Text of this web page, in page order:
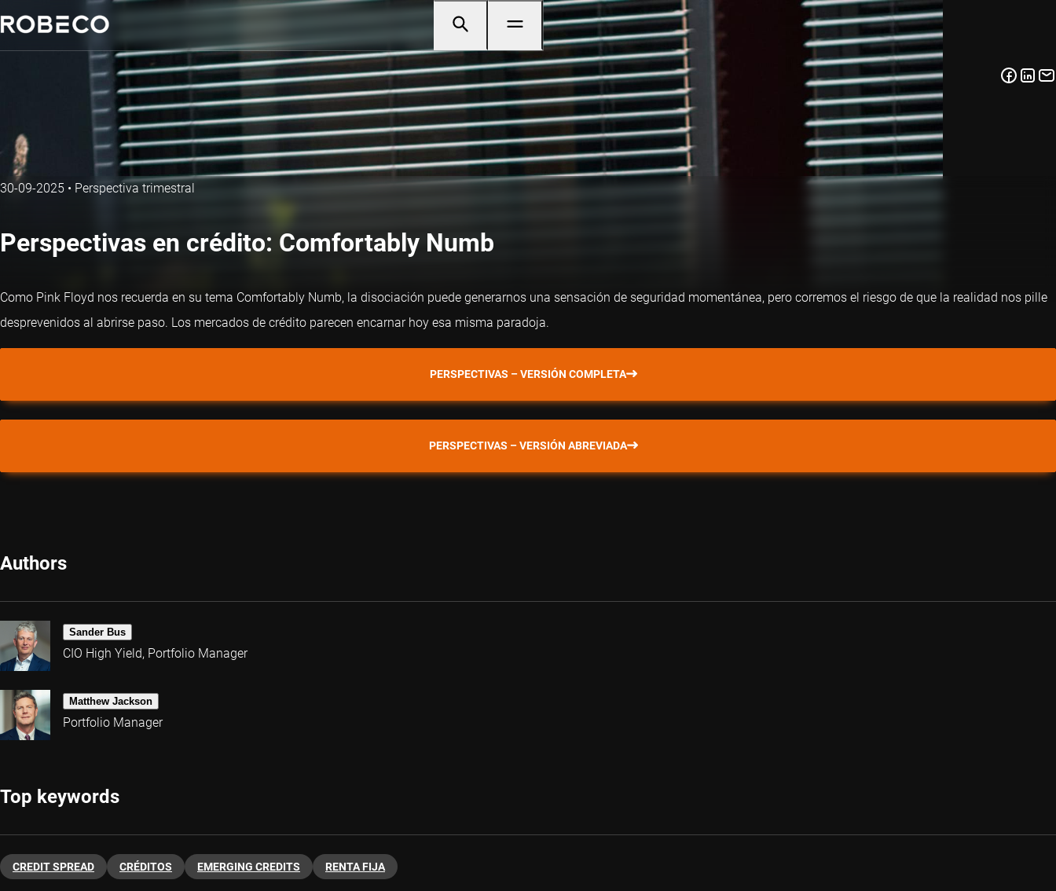
30-09-2025 • Perspectiva trimestral
Perspectivas en crédito: Comfortably Numb
Como Pink Floyd nos recuerda en su tema Comfortably Numb, la disociación puede generarnos una sensación de seguridad momentánea, pero corremos el riesgo de que la realidad nos pille
desprevenidos al abrirse paso. Los mercados de crédito parecen encarnar hoy esa misma paradoja.
PERSPECTIVAS – VERSIÓN COMPLETA
PERSPECTIVAS – VERSIÓN ABREVIADA
Authors
Sander Bus
CIO High Yield, Portfolio Manager
Matthew Jackson
Portfolio Manager
Top keywords
CREDIT SPREAD CRÉDITOS EMERGING CREDITS RENTA FIJA